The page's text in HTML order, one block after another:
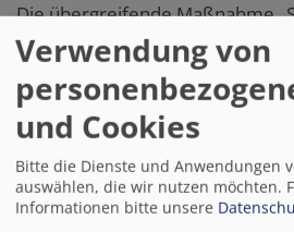
Die übergreifende Maßnahme
dient dem Aufbau einer
zuverlässigen und sicheren
grundlegendes digitales
Maßnahmen/Handlungsfelder
Dabei unterscheiden wir
Schwerpunkten
Aufbau einer Datenplattform
und Netzinfrastruktur (hier
Verwendung von
und Cookies
Bitte die Dienste und Anwendungen
auswählen, die wir nutzen möchten.
Informationen bitte unsere